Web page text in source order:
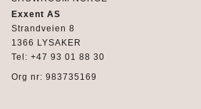
Exxent AS
Strandveien 8
1366 LYSAKER
Tel: +47 93 01 88 30
Org nr: 983735169